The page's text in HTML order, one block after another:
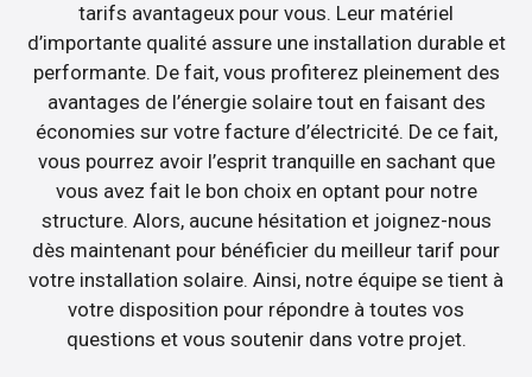
tarifs avantageux pour vous. Leur matériel
d’importante qualité assure une installation durable et
performante. De fait, vous profiterez pleinement des
avantages de l’énergie solaire tout en faisant des
économies sur votre facture d’électricité. De ce fait,
vous pourrez avoir l’esprit tranquille en sachant que
vous avez fait le bon choix en optant pour notre
structure. Alors, aucune hésitation et joignez-nous
dès maintenant pour bénéficier du meilleur tarif pour
votre installation solaire. Ainsi, notre équipe se tient à
votre disposition pour répondre à toutes vos
questions et vous soutenir dans votre projet.